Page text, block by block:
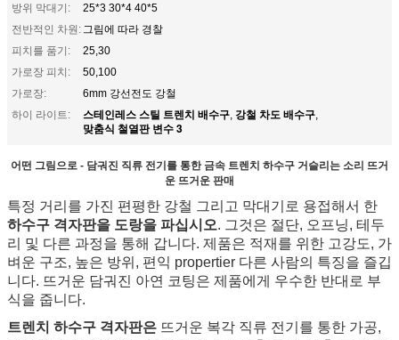
방위 막대기:
25*3 30*4 40*5
전반적인 차원: 그림에 따라 경찰
피치를 품기:
25,30
가로장 피치:
50,100
가로장:
6mm 강선전도 강철
하이 라이트:
스테인레스 스틸 트렌치 배수구, 강철 차도 배수구,
맞춤식 철열판 변수 3
어떤 그림으로 - 담궈진 직류 전기를 통한 금속 트렌치 하수구 거슬리는 소리 뜨거
운 뜨거운 판매
특정 거리를 가진 편평한 강철 그리고 막대기로 용접해서 한
하수구 격자판을 도랑을 파십시오. 그것은 절단, 오프닝, 테두
리 및 다른 과정을 통해 갑니다. 제품은 적재를 위한 고강도, 가
벼운 구조, 높은 방위, 편익 propertier 다른 사람의 특징을 즐깁
니다. 뜨거운 담궈진 아연 코팅은 제품에게 우수한 반대로 부
식을 줍니다.
트렌치 하수구 격자판은 뜨거운 복각 직류 전기를 통한 가공,